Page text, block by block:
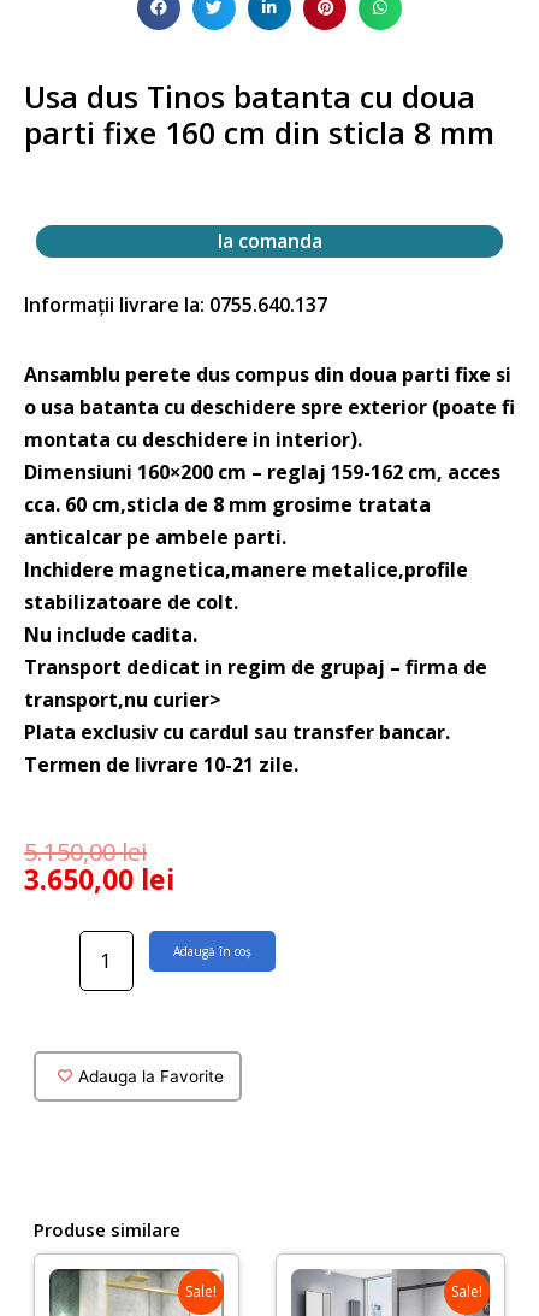
Usa dus Tinos batanta cu doua
parti fixe 160 cm din sticla 8 mm
la comanda
Informații livrare la: 0755.640.137
Ansamblu perete dus compus din doua parti fixe si
o usa batanta cu deschidere spre exterior (poate fi
montata cu deschidere in interior).
Dimensiuni 160×200 cm – reglaj 159-162 cm, acces
cca. 60 cm,sticla de 8 mm grosime tratata
anticalcar pe ambele parti.
Inchidere magnetica,manere metalice,profile
stabilizatoare de colt.
Nu include cadita.
Transport dedicat in regim de grupaj – firma de
transport,nu curier>
Plata exclusiv cu cardul sau transfer bancar.
Termen de livrare 10-21 zile.
5.150,00lei
3.650,00 lei
Cantitate
doua
din
sticla
mm
Adaugă în coș
Adauga la Favorite
Produse similare
Sale! Sale!